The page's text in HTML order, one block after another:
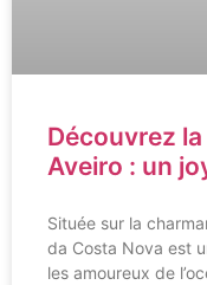
Découvrez
Aveiro : un
Située sur la
da Costa Nova est
les amoureux de